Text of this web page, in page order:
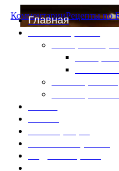
Главная
Специи
Таблица
КомментарииРецепты по